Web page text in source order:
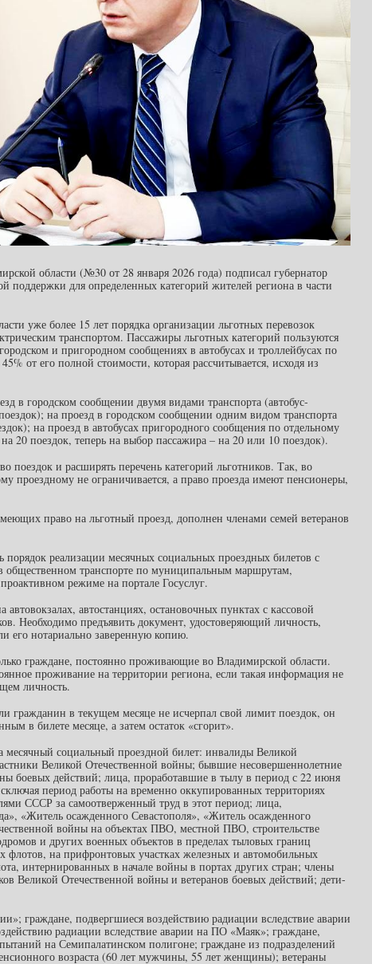
области (№30 от 28 января 2026 года) подписал губернатор
поддержки для определенных категорий жителей региона в части
уже более 15 лет порядка организации льготных перевозок
транспортом. Пассажиры льготных категорий пользуются
и пригородном сообщениях в автобусах и троллейбусах по
от его полной стоимости, которая рассчитывается, исходя из
в городском сообщении двумя видами транспорта (автобус-
на проезд в городском сообщении одним видом транспорта
на проезд в автобусах пригородного сообщения по отдельному
20 поездок, теперь на выбор пассажира – на 20 или 10 поездок).
поездок и расширять перечень категорий льготников. Так, во
проездному не ограничивается, а право проезда имеют пенсионеры,
право на льготный проезд, дополнен членами семей ветеранов
реализации месячных социальных проездных билетов с
общественном транспорте по муниципальным маршрутам,
режиме на портале Госуслуг.
автостанциях, остановочных пунктах с кассовой
Необходимо предъявить документ, удостоверяющий личность,
нотариально заверенную копию.
граждане, постоянно проживающие во Владимирской области.
проживание на территории региона, если такая информация не
личность.
гражданин в текущем месяце не исчерпал свой лимит поездок, он
в билете месяце, а затем остаток «сгорит».
социальный проездной билет: инвалиды Великой
Великой Отечественной войны; бывшие несовершеннолетние
боевых действий; лица, проработавшие в тылу в период с 22 июня
период работы на временно оккупированных территориях
СССР за самоотверженный труд в этот период; лица,
«Житель осажденного Севастополя», «Житель осажденного
войны на объектах ПВО, местной ПВО, строительстве
и других военных объектов в пределах тыловых границ
на прифронтовых участках железных и автомобильных
интернированных в начале войны в портах других стран; члены
Великой Отечественной войны и ветеранов боевых действий; дети-
граждане, подвергшиеся воздействию радиации вследствие аварии
радиации вследствие аварии на ПО «Маяк»; граждане,
на Семипалатинском полигоне; граждане из подразделений
возраста (60 лет мужчины, 55 лет женщины); ветераны